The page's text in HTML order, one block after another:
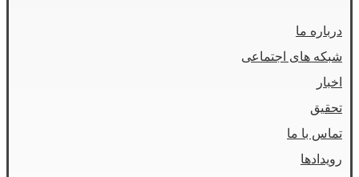
درباره ما
شبکه های اجتماعی
اخبار
تحقیق
تماس با ما
رویدادها